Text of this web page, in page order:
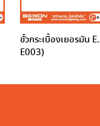
ขั้วกระเบื้องเยอรมัน
E003)